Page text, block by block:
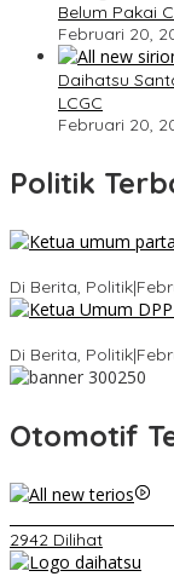
Belum Pakai
Februari 20,
Daihatsu
LCGC
Februari 20,
Politik
Di Berita, Politik|
Di Berita, Politik|
Otomotif
2942 Dilihat